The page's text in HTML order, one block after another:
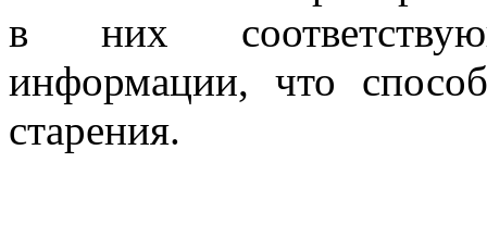
в них
информации, что
старения.